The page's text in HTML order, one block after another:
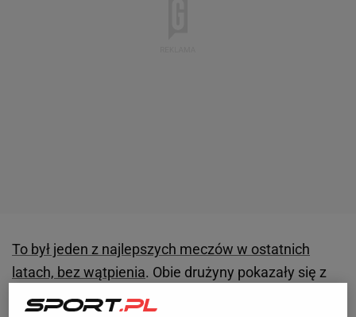
To był jeden z najlepszych meczów w ostatnich
latach, bez wątpienia. Obie drużyny pokazały się z
doskonałej strony, choć po godzinie gry nic na to nie